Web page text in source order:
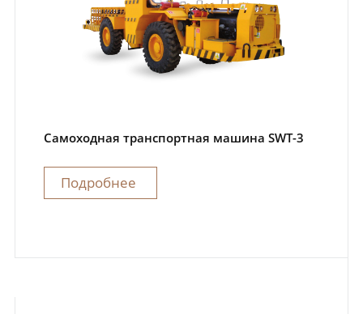
Самоходная транспортная машина SWT-3
Подробнее